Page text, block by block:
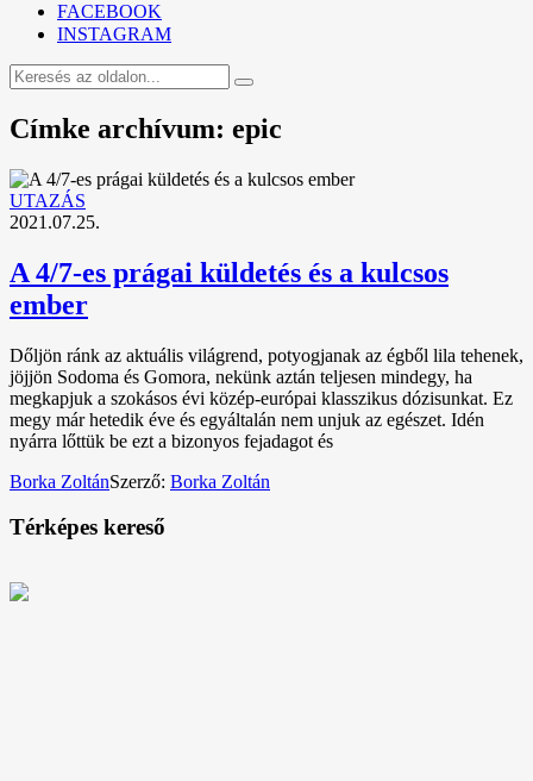
FACEBOOK
INSTAGRAM
Címke archívum: epic
UTAZÁS
2021.07.25.
A 4/7-es prágai küldetés és a kulcsos
ember
Dőljön ránk az aktuális világrend, potyogjanak az égből lila tehenek,
jöjjön Sodoma és Gomora, nekünk aztán teljesen mindegy, ha
megkapjuk a szokásos évi közép-európai klasszikus dózisunkat. Ez
megy már hetedik éve és egyáltalán nem unjuk az egészet. Idén
nyárra lőttük be ezt a bizonyos fejadagot és
Borka ZoltánSzerző: Borka Zoltán
Térképes kereső